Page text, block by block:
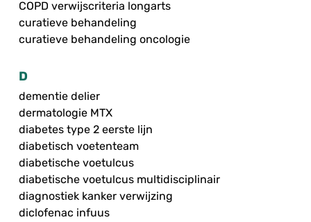
COPD verwijscriteria longarts
curatieve behandeling
curatieve behandeling oncologie
D
dementie delier
dermatologie MTX
diabetes type 2 eerste lijn
diabetisch voetenteam
diabetische voetulcus
diabetische voetulcus multidisciplinair
diagnostiek kanker verwijzing
diclofenac infuus